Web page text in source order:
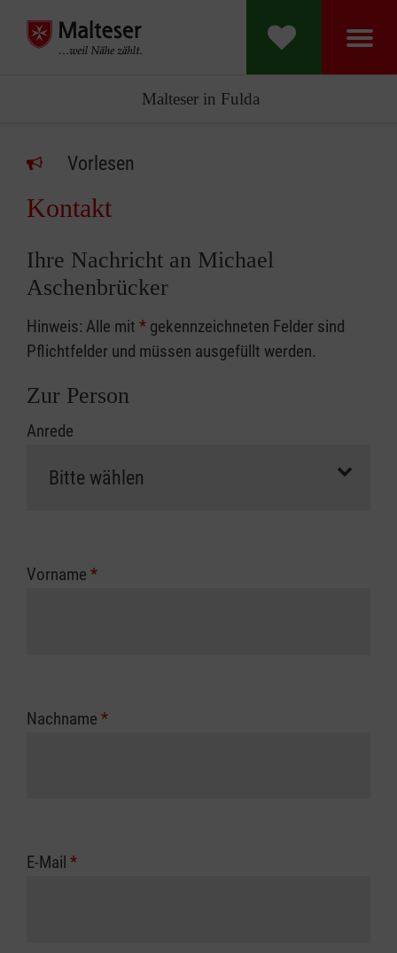
Malteser in Fulda
Vorlesen
Kontakt
Ihre Nachricht an Michael
Aschenbrücker
Hinweis: Alle mit * gekennzeichneten Felder sind
Pflichtfelder und müssen ausgefüllt werden.
Zur Person
Anrede
Vorname *
Nachname *
E-Mail *